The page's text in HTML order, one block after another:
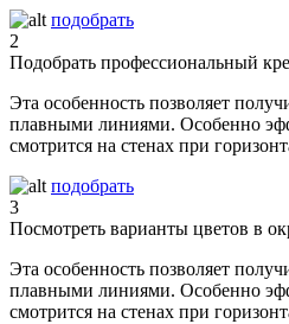
подобрать
2
Подобрать профессиональный
Эта особенность позволяет
плавными линиями. Особенно
смотрится на стенах при
подобрать
3
Посмотреть варианты цветов в
Эта особенность позволяет
плавными линиями. Особенно
смотрится на стенах при